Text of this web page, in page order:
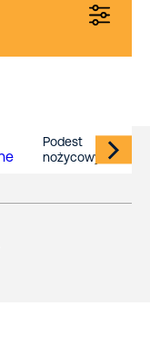
Podest
nożycowy